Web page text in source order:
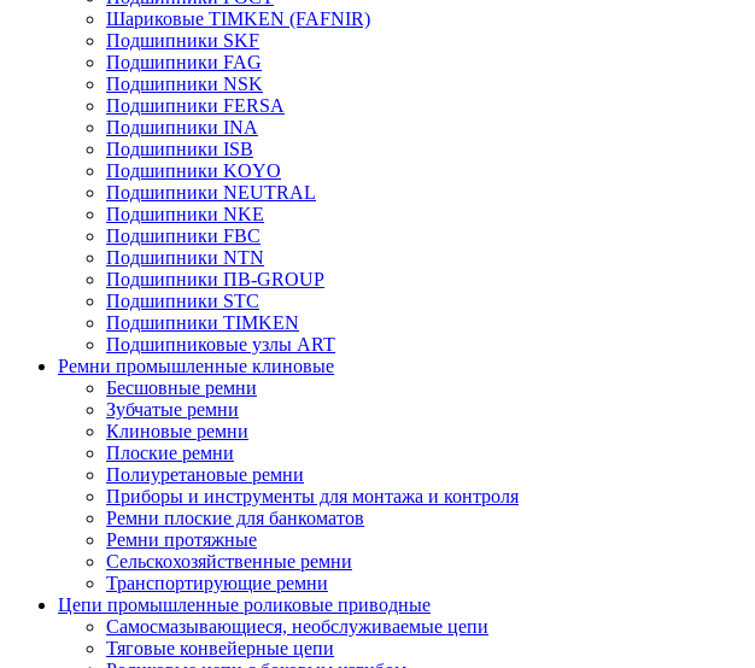
Шариковые ТІMKEN (FAFNIR)
Подшипники SKF
Подшипники FAG
Подшипники NSK
Подшипники FERSA
Подшипники INA
Подшипники ISB
Подшипники KOYO
Подшипники NEUTRAL
Подшипники NKE
Подшипники FBC
Подшипники NTN
Подшипники ПВ-GROUP
Подшипники STC
Подшипники TIMKEN
Подшипниковые узлы ART
Ремни промышленные клиновые
Бесшовные ремни
Зубчатые ремни
Клиновые ремни
Плоские ремни
Полиуретановые ремни
Приборы и инструменты для монтажа и контроля
Ремни плоские для банкоматов
Ремни протяжные
Сельскохозяйственные ремни
Транспортирующие ремни
Цепи промышленные роликовые приводные
Самосмазывающиеся, необслуживаемые цепи
Тяговые конвейерные цепи